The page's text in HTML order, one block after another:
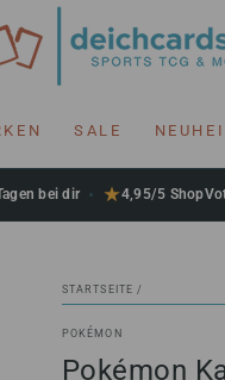
SALE
bei dir 4,95/5
STARTSEITE /
POKÉMON
Pokémon